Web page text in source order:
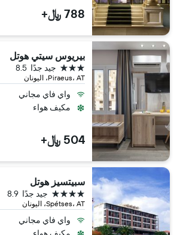
788 ﷼+
بيريوس سيتي هوتل
Piraeus، AT، اليونان
8.5 جيد جدًا 3 نجوم
واي فاي مجاني
مكيف هواء
504 ﷼+
سبيتسيز هوتل
Spétses، AT، اليونان
8.9 جيد جدًا 4 نجوم
واي فاي مجاني